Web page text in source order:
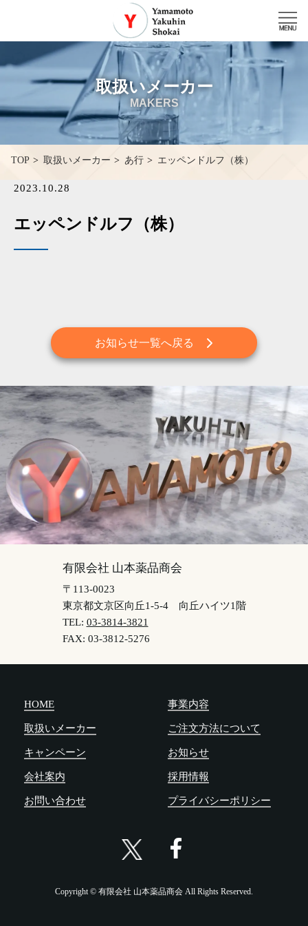
取扱いメーカー
MAKERS
TOP 取扱いメーカー あ行 エッペンドルフ（株）
2023.10.28
エッペンドルフ（株）
お知らせ一覧へ戻る
有限会社 山本薬品商会
〒113-0023
東京都文京区向丘1-5-4 向丘ハイツ1階
TEL: 03-3814-3821
FAX: 03-3812-5276
HOME 事業内容
取扱いメーカー ご注文方法について
キャンペーン お知らせ
会社案内 採用情報
お問い合わせ プライバシーポリシー
Copyright © 有限会社 山本薬品商会 All Rights Reserved.